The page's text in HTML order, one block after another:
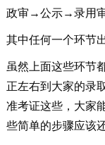
政审→公示→录用审
其中任何一个环节
虽然上面这些环节
正左右到大家的录
准考证这些，大家
些简单的步骤应该